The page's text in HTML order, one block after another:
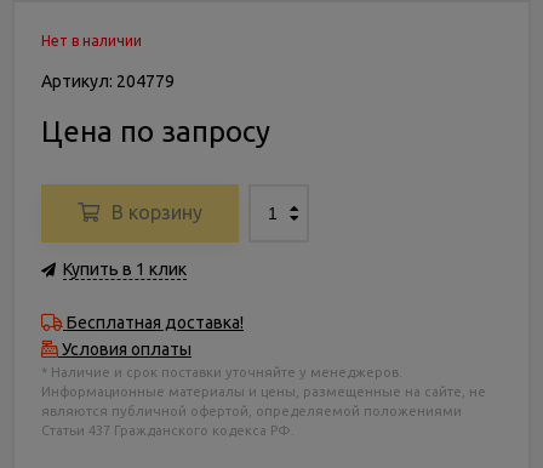
Нет в наличии
Артикул: 204779
Цена по запросу
В корзину
Купить в 1 клик
Бесплатная доставка!
Условия оплаты
* Наличие и срок поставки уточняйте у менеджеров.
Информационные материалы и цены, размещенные на сайте, не
являются публичной офертой, определяемой положениями
Статьи 437 Гражданского кодекса РФ.